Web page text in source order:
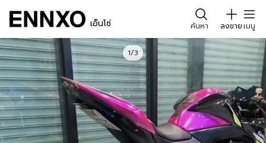
เอ็นโซ่ ค้นหา ลงขายเมนู
1/3